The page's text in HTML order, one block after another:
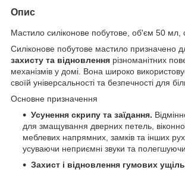
Опис
Мастило силіконове побутове, об'єм 50 мл,
Силіконове побутове мастило призначено
захисту та відновлення різноманітних
механізмів у домі. Вона широко
своїй універсальності та безпечності для
Основне призначення
Усунення скрипу та заїдання.
для змащування дверних петель,
меблевих напрямних, замків та інших
усуваючи неприємні звуки та
Захист і відновлення гумових